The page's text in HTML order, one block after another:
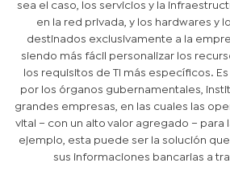
sea el caso, los servicios y la
en la red privada, y los hardwares y
destinados exclusivamente a la
siendo más fácil personalizar los
los requisitos de TI más específicos.
por los órganos gubernamentales,
grandes empresas, en las cuales las
vital – con un alto valor agregado – para
ejemplo, esta puede ser la solución
sus informaciones bancarias a